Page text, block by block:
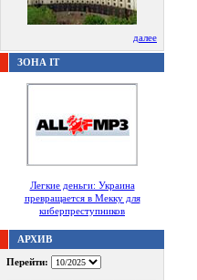
далее
ЗОНА IT
Легкие деньги: Украина
превращается в Мекку для
киберпреступников
АРХИВ
Перейти: